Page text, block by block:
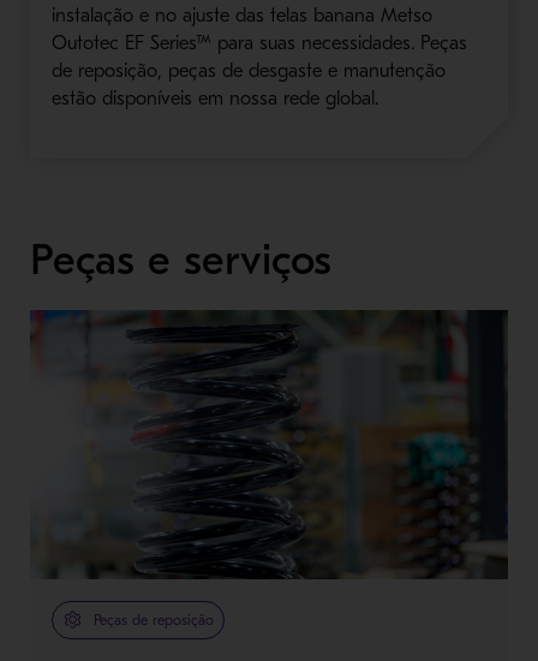
instalação e no ajuste das telas banana Metso
Outotec EF Series™ para suas necessidades. Peças
de reposição, peças de desgaste e manutenção
estão disponíveis em nossa rede global.
Peças e serviços
Peças de reposição